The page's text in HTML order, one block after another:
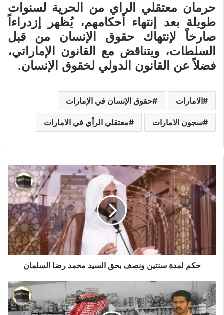
حرمان معتقلي الراي من الحرية لسنوات
طويلة بعد إنتهاء أحكامهم، يُظهر إزدراءاً
صارخاً لإنتهاك حقوق الإنسان من قبل
السلطات، ويتناقض مع القانون الإماراتي،
فضلاً عن القانون الدولي لخقوق الإنسان.
الامارات حقوق الإنسان في الإمارات
سجون الامارات معتقلي الرأي في الامارات
حكم لمدة سنتين ونصف بحق السيد محمد رضا السلمان